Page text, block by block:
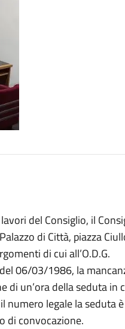
del Consiglio, il
di Città, piazza
di cui all’O.D.G.
06/03/1986, la
di un’ora della seduta in
numero legale la seduta
di convocazione.